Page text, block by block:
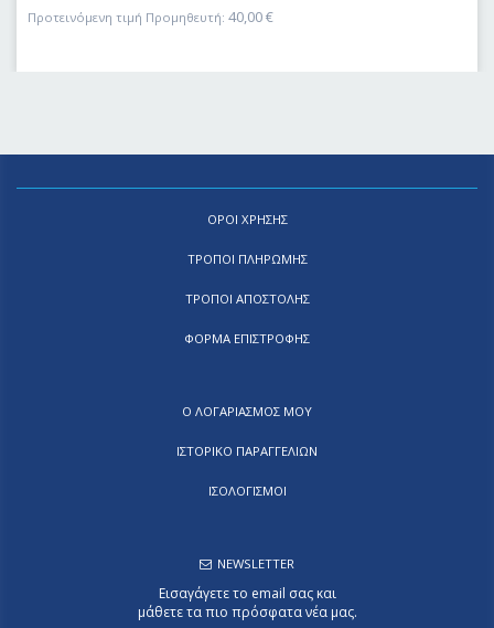
Προτεινόμενη τιμή Προμηθευτή: 40,00€
ΟΡΟΙ ΧΡΗΣΗΣ
ΤΡΟΠΟΙ ΠΛΗΡΩΜΗΣ
ΤΡΟΠΟΙ ΑΠΟΣΤΟΛΗΣ
ΦΟΡΜΑ ΕΠΙΣΤΡΟΦΗΣ
Ο ΛΟΓΑΡΙΑΣΜΟΣ ΜΟΥ
ΙΣΤΟΡΙΚΟ ΠΑΡΑΓΓΕΛΙΩΝ
ΙΣΟΛΟΓΙΣΜΟΙ
NEWSLETTER
Εισαγάγετε το email σας και
μάθετε τα πιο πρόσφατα νέα μας.